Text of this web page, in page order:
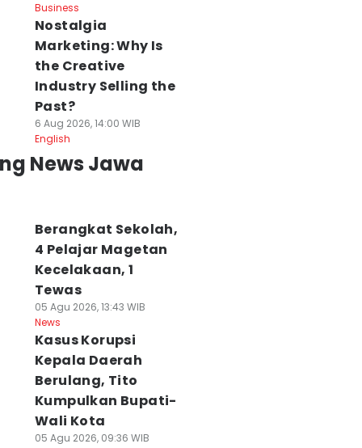
Keempat
Bromo,
BNPB
Tangan
Agu 2026, 11:42 WIB
Kasus Korupsi: KBS
Bukan Sekadar
News
Business
Nostalgia
Marketing: Why Is
the Creative
Industry Selling the
Past?
6 Aug 2026, 14:00 WIB
English
News Jawa
Berangkat Sekolah,
4 Pelajar Magetan
Kecelakaan, 1
Tewas
05 Agu 2026, 13:43 WIB
News
Kasus Korupsi
Kepala Daerah
Berulang, Tito
Kumpulkan Bupati-
Wali Kota
05 Agu 2026, 09:36 WIB